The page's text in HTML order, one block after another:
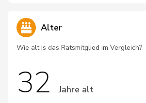
Alter
Wie alt is das Ratsmitglied im Vergleich?
32 Jahre alt